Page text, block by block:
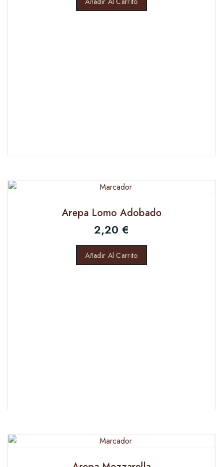
Arepa Lomo Adobado
2,20 €
Añadir Al Carrito